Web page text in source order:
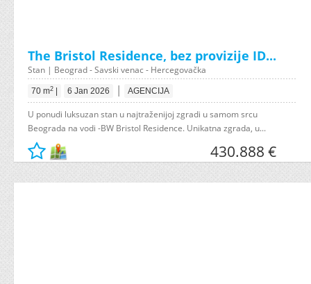
The Bristol Residence, bez provizije ID...
Stan | Beograd - Savski venac - Hercegovačka
70 m2 6 Jan 2026 | AGENCIJA
U ponudi luksuzan stan u najtraženijoj zgradi u samom srcu
Beograda na vodi -BW Bristol Residence. Unikatna zgrada, u...
430.888 €